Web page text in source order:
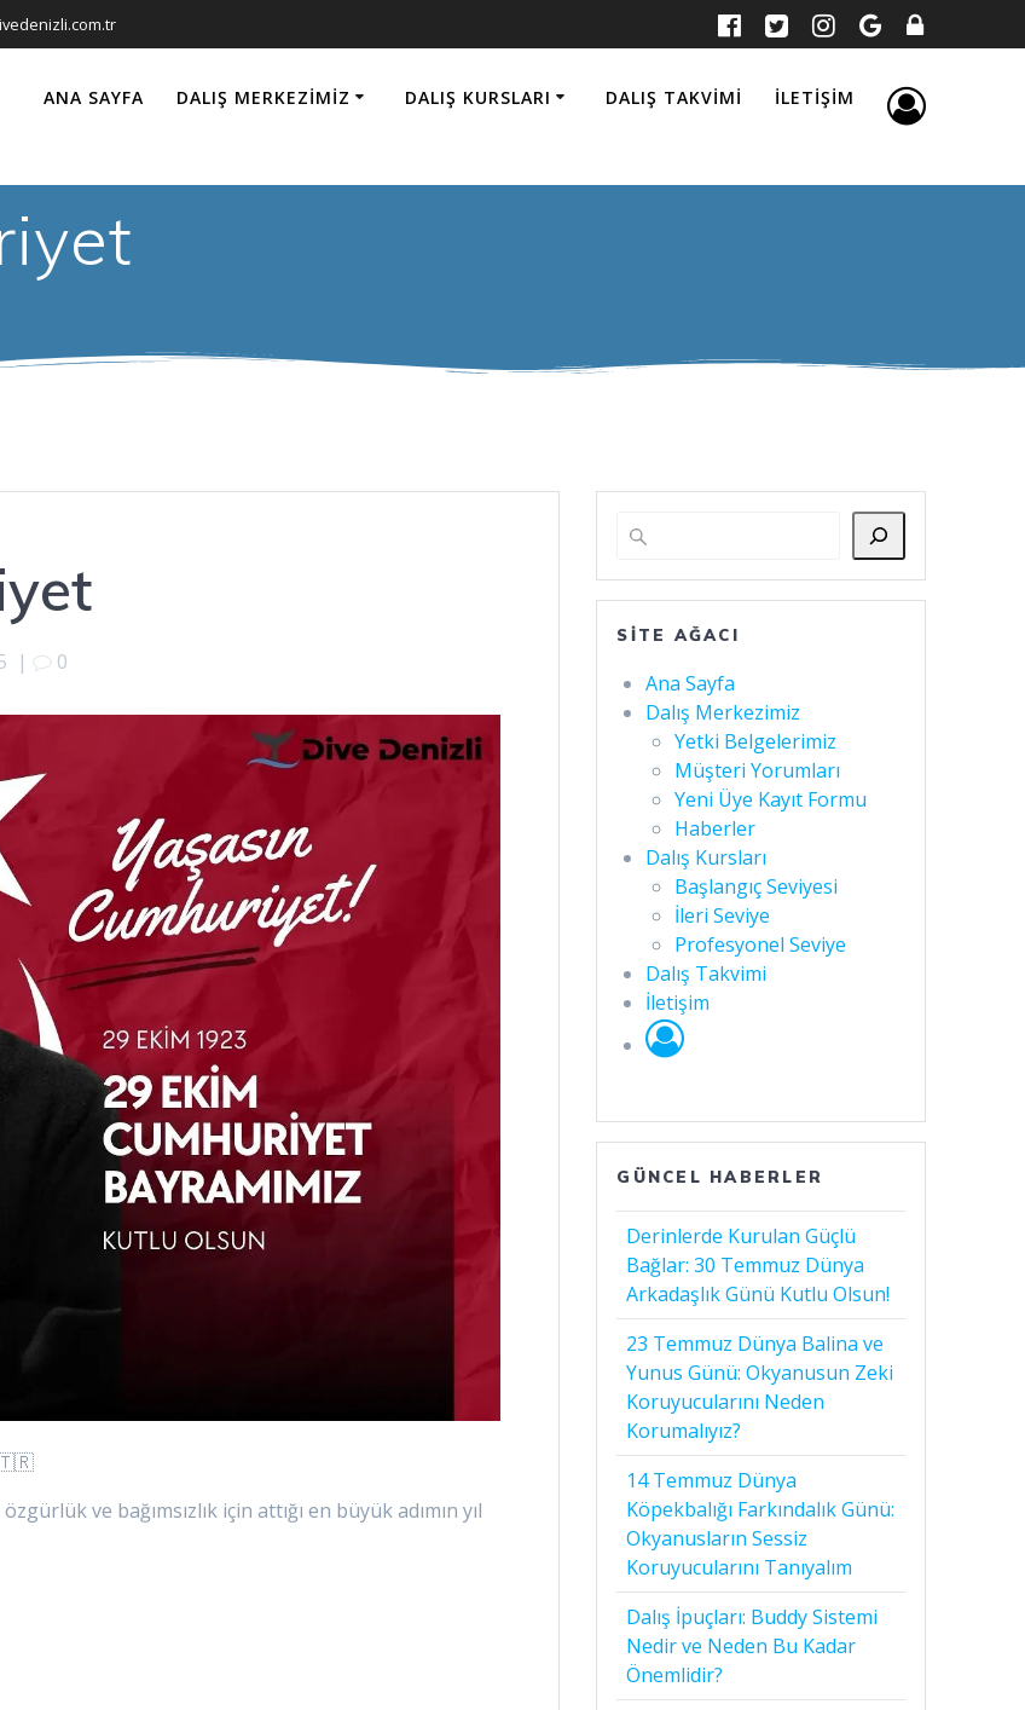
ANA SAYFA DALIŞ MERKEZIMIZ DALIŞ KURSLARI DALIŞ TAKVIMI İLETIŞIM
| 0
🇹🇷
ve bağımsızlık için attığı en büyük adımın yıl
SITE AĞACI
Ana Sayfa
Dalış Merkezimiz
Yetki Belgelerimiz
Müşteri Yorumları
Yeni Üye Kayıt Formu
Haberler
Dalış Kursları
Başlangıç Seviyesi
İleri Seviye
Profesyonel Seviye
Dalış Takvimi
İletişim
GÜNCEL HABERLER
Derinlerde Kurulan Güçlü
Bağlar: 30 Temmuz Dünya
Arkadaşlık Günü Kutlu Olsun!
23 Temmuz Dünya Balina ve
Yunus Günü: Okyanusun Zeki
Koruyucularını Neden
Korumalıyız?
14 Temmuz Dünya
Köpekbalığı Farkındalık Günü:
Okyanusların Sessiz
Koruyucularını Tanıyalım
Dalış İpuçları: Buddy Sistemi
Nedir ve Neden Bu Kadar
Önemlidir?